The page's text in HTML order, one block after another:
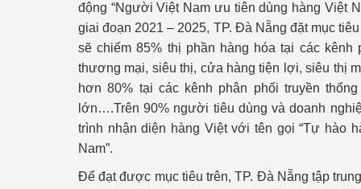
động “Người Việt Nam ưu tiên dùng hàng Việt
giai đoạn 2021 – 2025, TP. Đà Nẵng đặt mục
sẽ chiếm 85% thị phần hàng hóa tại các kênh
thương mại, siêu thị, cửa hàng tiện lợi, siêu thị
hơn 80% tại các kênh phân phối truyền
lớn….Trên 90% người tiêu dùng và doanh
trình nhận diện hàng Việt với tên gọi “Tự hào
Nam”.
Để đạt được mục tiêu trên, TP. Đà Nẵng tập